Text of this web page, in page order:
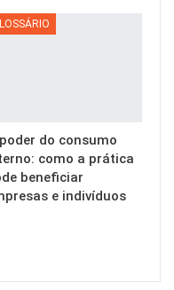
do consumo
como a prática
beneficiar
e indivíduos